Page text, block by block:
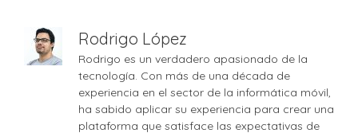
Rodrigo López
Rodrigo es un verdadero apasionado de la
tecnología. Con más de una década de
experiencia en el sector de la informática móvil,
ha sabido aplicar su experiencia para crear una
plataforma que satisface las expectativas de